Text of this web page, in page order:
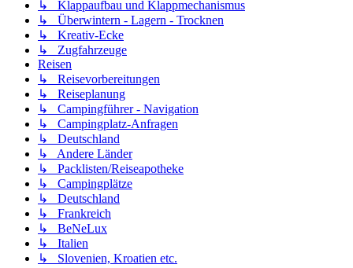
↳ Klappaufbau und Klappmechanismus
↳ Überwintern - Lagern - Trocknen
↳ Kreativ-Ecke
↳ Zugfahrzeuge
Reisen
↳ Reisevorbereitungen
↳ Reiseplanung
↳ Campingführer - Navigation
↳ Campingplatz-Anfragen
↳ Deutschland
↳ Andere Länder
↳ Packlisten/Reiseapotheke
↳ Campingplätze
↳ Deutschland
↳ Frankreich
↳ BeNeLux
↳ Italien
↳ Slovenien, Kroatien etc.